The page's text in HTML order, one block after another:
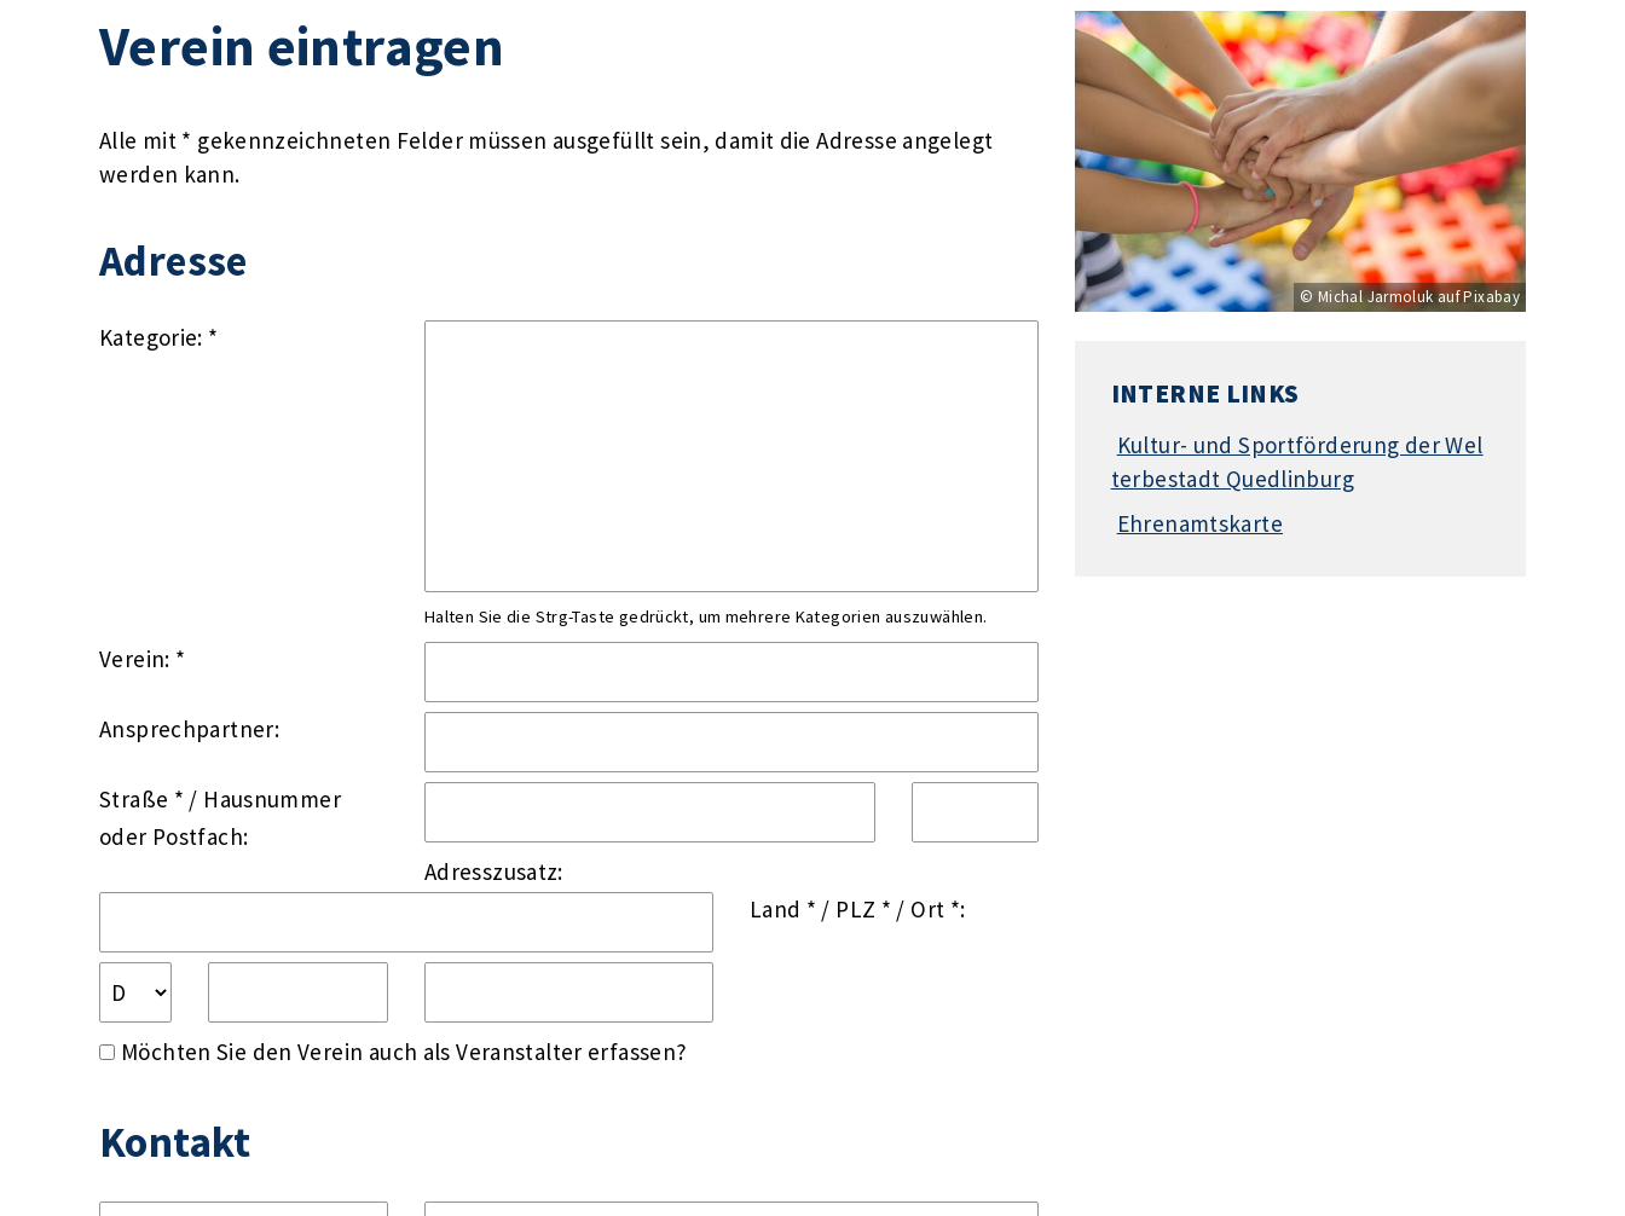
Verein eintragen
Alle mit * gekennzeichneten Felder müssen ausgefüllt sein, damit die Adresse angelegt
werden kann.
Adresse
Kategorie: *
Halten Sie die Strg-Taste gedrückt, um mehrere Kategorien auszuwählen.
Verein: *
Ansprechpartner:
Straße * / Hausnummer
oder Postfach:
Adresszusatz:
Land * / PLZ * / Ort *:
Möchten Sie den Verein auch als Veranstalter erfassen?
Kontakt
© Michal Jarmoluk auf Pixabay
INTERNE LINKS
Kultur- und Sportförderung der Wel
terbestadt Quedlinburg
Ehrenamtskarte